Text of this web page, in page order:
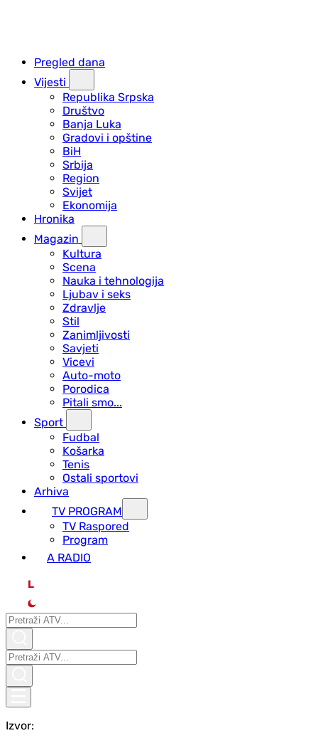
Pregled dana
Vijesti
Republika Srpska
Društvo
Banja Luka
Gradovi i opštine
BiH
Srbija
Region
Svijet
Ekonomija
Hronika
Magazin
Kultura
Scena
Nauka i tehnologija
Ljubav i seks
Zdravlje
Stil
Zanimljivosti
Savjeti
Vicevi
Auto-moto
Porodica
Pitali smo...
Sport
Fudbal
Košarka
Tenis
Ostali sportovi
Arhiva
TV PROGRAM
ТV Raspored
Program
A RADIO
L
Izvor: